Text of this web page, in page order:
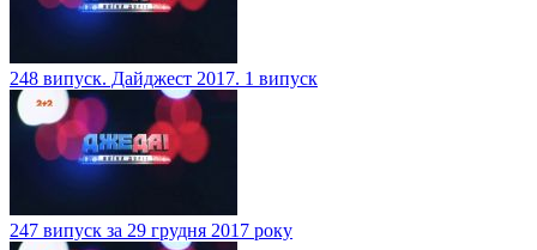
248 випуск. Дайджест 2017. 1 випуск
247 випуск за 29 грудня 2017 року